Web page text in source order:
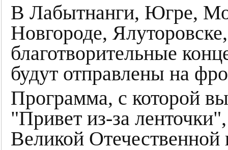
В Лабытнанги, Югре,
Новгороде,
благотворительные
будут отправлены на
Программа, с которой
"Привет из-за
Великой